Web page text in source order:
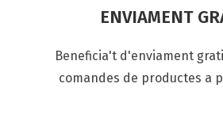
ENVIAMENT
Beneficia't d'enviament
comandes de productes a